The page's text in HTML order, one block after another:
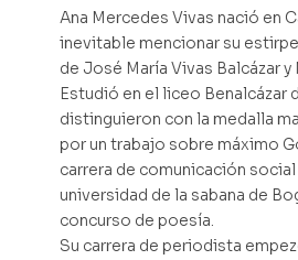
Ana Mercedes Vivas nació en
inevitable mencionar su
de José María Vivas Balcázar y
Estudió en el liceo Benalcázar
distinguieron con la medalla
por un trabajo sobre máximo
carrera de comunicación
universidad de la sabana de
concurso de poesía.
Su carrera de periodista